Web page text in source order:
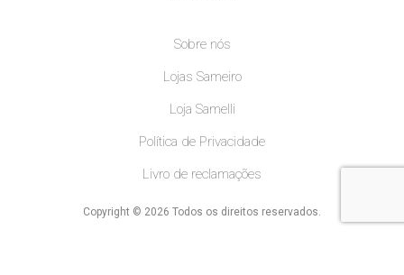
Sobre nós
Lojas Sameiro
Loja Samelli
Política de Privacidade
Livro de reclamações
Copyright © 2026 Todos os direitos reservados.